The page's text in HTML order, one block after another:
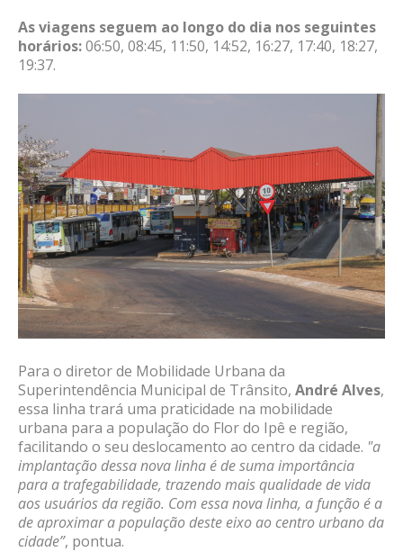
As viagens seguem ao longo do dia nos seguintes
horários:06:50, 08:45, 11:50, 14:52, 16:27, 17:40, 18:27,
19:37.
Para o diretor de Mobilidade Urbana da
Superintendência Municipal de Trânsito, André Alves,
essa linha trará uma praticidade na mobilidade
urbana para a população do Flor do Ipê e região,
facilitando o seu deslocamento ao centro da cidade. "a
implantação dessa nova linha é de suma importância
para a trafegabilidade, trazendo mais qualidade de vida
aos usuários da região. Com essa nova linha, a função é a
de aproximar a população deste eixo ao centro urbano da
cidade”, pontua.